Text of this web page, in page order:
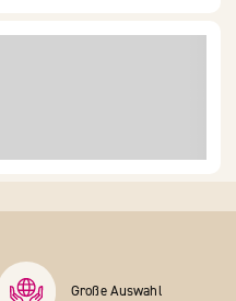
Große Auswahl